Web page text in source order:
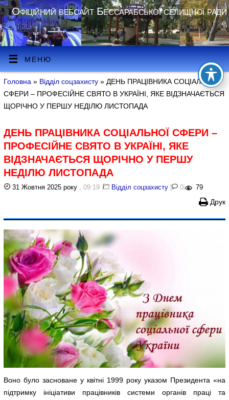
Офіційний вебсайт Бессарабської селищної ради
МЕНЮ
Головна » Відділ соцзахисту » ДЕНЬ ПРАЦІВНИКА СОЦІАЛЬНОЇ
СФЕРИ – ПРОФЕСІЙНЕ СВЯТО В УКРАЇНІ, ЯКЕ ВІДЗНАЧАЄТЬСЯ
ЩОРІЧНО У ПЕРШУ НЕДІЛЮ ЛИСТОПАДА
ДЕНЬ ПРАЦІВНИКА СОЦІАЛЬНОЇ СФЕРИ –
ПРОФЕСІЙНЕ СВЯТО В УКРАЇНІ, ЯКЕ
ВІДЗНАЧАЄТЬСЯ ЩОРІЧНО У ПЕРШУ
НЕДІЛЮ ЛИСТОПАДА
31 Жовтня 2025 року , 09:19 | Відділ соцзахисту | 0 | 79
Друк
Воно було засноване у квітні 1999 року указом Президента «на
підтримку ініціативи працівників системи органів праці та